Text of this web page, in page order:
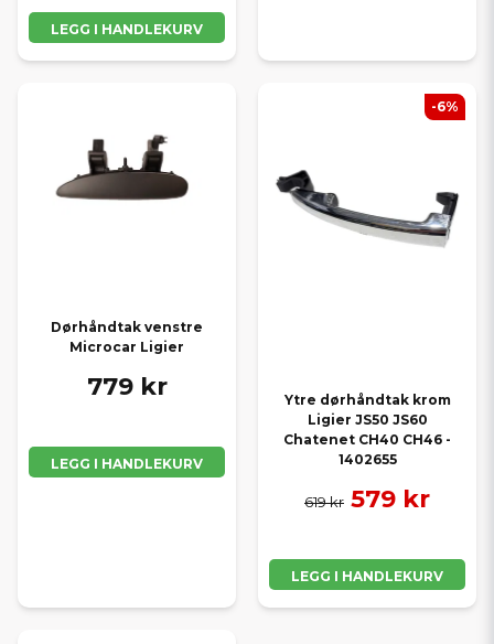
LEGG I HANDLEKURV
Dørhåndtak venstre
Microcar Ligier
779 kr
LEGG I HANDLEKURV
Ytre dørhåndtak krom
Ligier JS50 JS60
Chatenet CH40 CH46 -
1402655
619 kr 579 kr
LEGG I HANDLEKURV
-6%